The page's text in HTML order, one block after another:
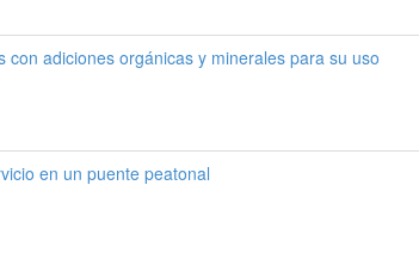
con adiciones orgánicas y minerales para su uso
en un puente peatonal